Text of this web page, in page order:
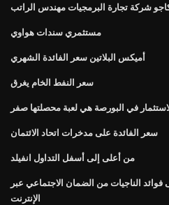
شركة تجارة البرمجيات مهندس الراتب
مستثمري سندات هواوي
أميكس البلاتين سعر الفائدة الشهري
سعر النفط الخام يغرق
في البورصة هي لعبة محصلتها صفر
سعر الفائدة على مدخرات اتحاد الائتمان
من أعلى إلى أسفل التداول انفيلد
الناجيات من الضمان الاجتماعي عبر
الإنترنت